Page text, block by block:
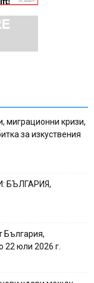
миграционни кризи,
за изкуствения
БЪЛГАРИЯ,
България,
22 юли 2026 г.